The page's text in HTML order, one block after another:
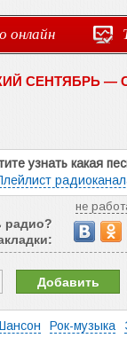
онлайн
СЕНТЯБРЬ —
узнать какая
не
радио?
Добавить
Рок-музыка